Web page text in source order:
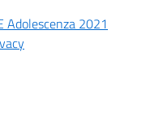
Adolescenza 2021